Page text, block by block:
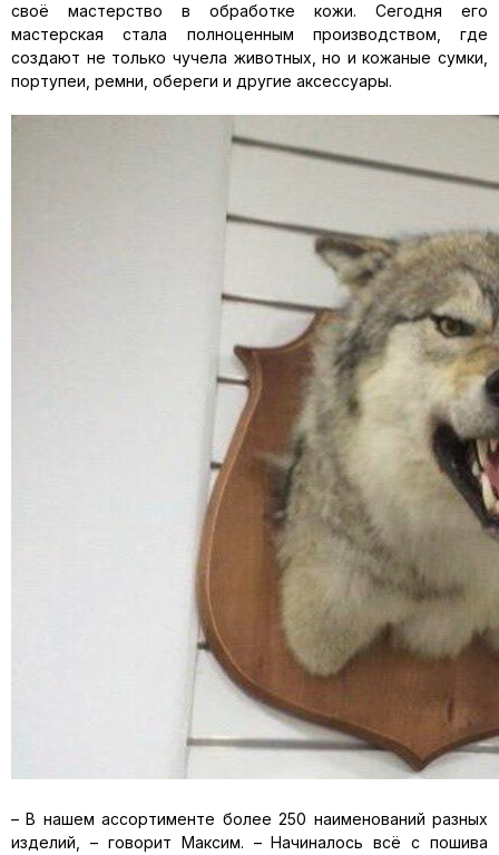
своё мастерство в обработке кожи. Сегодня его
мастерская стала полноценным производством, где
создают не только чучела животных, но и кожаные сумки,
портупеи, ремни, обереги и другие аксессуары.
– В нашем ассортименте более 250 наименований разных
изделий, – говорит Максим. – Начиналось всё с пошива